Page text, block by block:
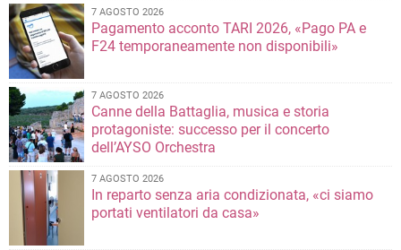
7 AGOSTO 2026
Pagamento acconto TARI 2026, «Pago PA e
F24 temporaneamente non disponibili»
7 AGOSTO 2026
Canne della Battaglia, musica e storia
protagoniste: successo per il concerto
dell’AYSO Orchestra
7 AGOSTO 2026
In reparto senza aria condizionata, «ci siamo
portati ventilatori da casa»